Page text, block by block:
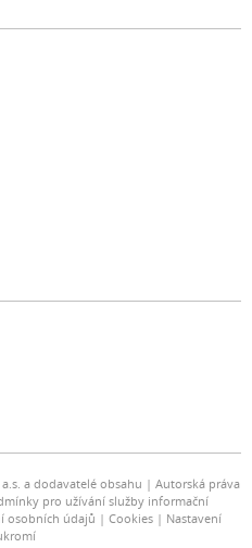
a.s. a dodavatelé obsahu
Autorská práva
pro užívání služby informační
osobních údajů Cookies
Nastavení